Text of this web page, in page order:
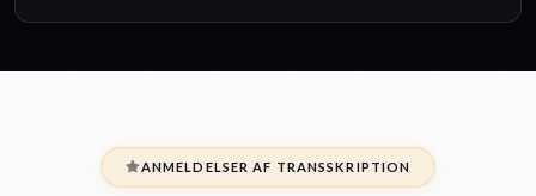
ANMELDELSER AF TRANSSKRIPTION